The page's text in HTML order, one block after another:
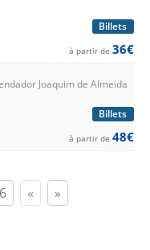
Billets
à partir de 36€
Joaquim de Almeida
Billets
à partir de 48€
« »